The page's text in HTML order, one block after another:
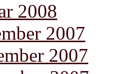
2008
2007
2007